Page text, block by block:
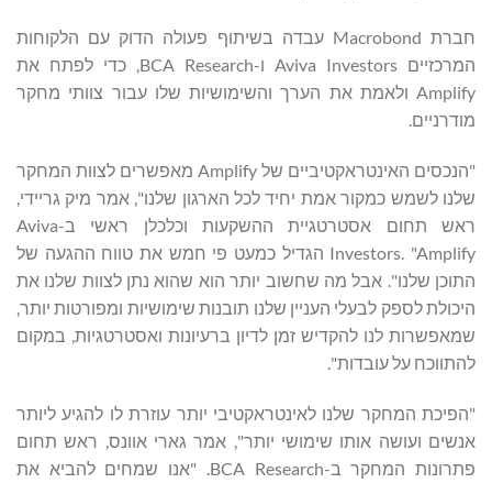
חברת Macrobond עבדה בשיתוף פעולה הדוק עם הלקוחות
המרכזיים Aviva Investors ו-BCA Research, כדי לפתח את
Amplify ולאמת את הערך והשימושיות שלו עבור צוותי מחקר
מודרניים.
"הנכסים האינטראקטיביים של Amplify מאפשרים לצוות המחקר
שלנו לשמש כמקור אמת יחיד לכל הארגון שלנו", אמר מיק גריידי,
ראש תחום אסטרטגיית ההשקעות וכלכלן ראשי ב-Aviva
Investors. "Amplify הגדיל כמעט פי חמש את טווח ההגעה של
התוכן שלנו". אבל מה שחשוב יותר הוא שהוא נתן לצוות שלנו את
היכולת לספק לבעלי העניין שלנו תובנות שימושיות ומפורטות יותר,
שמאפשרות לנו להקדיש זמן לדיון ברעיונות ואסטרטגיות, במקום
להתווכח על עובדות".
"הפיכת המחקר שלנו לאינטראקטיבי יותר עוזרת לו להגיע ליותר
אנשים ועושה אותו שימושי יותר", אמר גארי אוונס, ראש תחום
פתרונות המחקר ב-BCA Research. "אנו שמחים להביא את